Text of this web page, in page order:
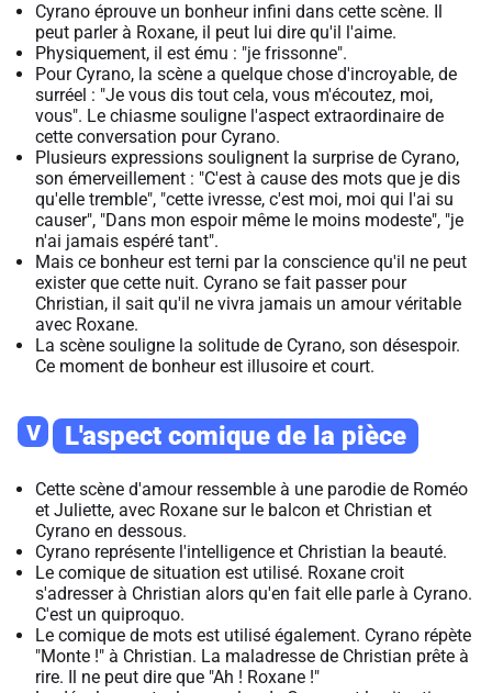
Cyrano éprouve un bonheur infini dans cette scène. Il
peut parler à Roxane, il peut lui dire qu'il l'aime.
Physiquement, il est ému : "je frissonne".
Pour Cyrano, la scène a quelque chose d'incroyable, de
surréel : "Je vous dis tout cela, vous m'écoutez, moi,
vous". Le chiasme souligne l'aspect extraordinaire de
cette conversation pour Cyrano.
Plusieurs expressions soulignent la surprise de Cyrano,
son émerveillement : "C'est à cause des mots que je dis
qu'elle tremble", "cette ivresse, c'est moi, moi qui l'ai su
causer", "Dans mon espoir même le moins modeste", "je
n'ai jamais espéré tant".
Mais ce bonheur est terni par la conscience qu'il ne peut
exister que cette nuit. Cyrano se fait passer pour
Christian, il sait qu'il ne vivra jamais un amour véritable
avec Roxane.
La scène souligne la solitude de Cyrano, son désespoir.
Ce moment de bonheur est illusoire et court.
V L'aspect comique de la pièce
Cette scène d'amour ressemble à une parodie de Roméo
et Juliette, avec Roxane sur le balcon et Christian et
Cyrano en dessous.
Cyrano représente l'intelligence et Christian la beauté.
Le comique de situation est utilisé. Roxane croit
s'adresser à Christian alors qu'en fait elle parle à Cyrano.
C'est un quiproquo.
Le comique de mots est utilisé également. Cyrano répète
"Monte !" à Christian. La maladresse de Christian prête à
rire. Il ne peut dire que "Ah ! Roxane !"